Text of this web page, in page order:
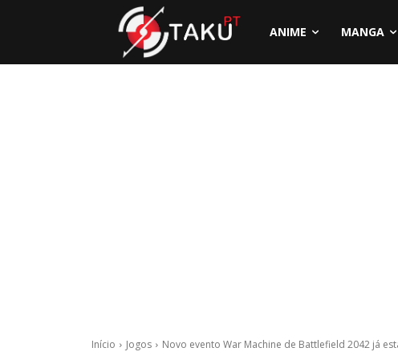
ANIME MANGA
Início Jogos Novo evento War Machine de Battlefield 2042 já